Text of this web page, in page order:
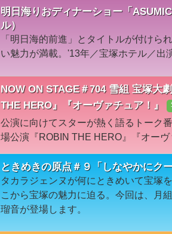
明日海りおディナーショー「
ル）
「明日海的前進」とタイトルが付けら
い魅力が満載。'13年／宝塚ホテル／出
NOW ON STAGE＃704 雪組 宝塚大
THE HERO』『オーヴァチュア！』
公演に向けてスターが熱く語るトーク
場公演『ROBIN THE HERO』『オーヴ
ときめきの原点＃９「しなやかにク
タカラジェンヌが何にときめいて宝塚
こから宝塚の魅力に迫る。今回は、月
瑠音が登場します。